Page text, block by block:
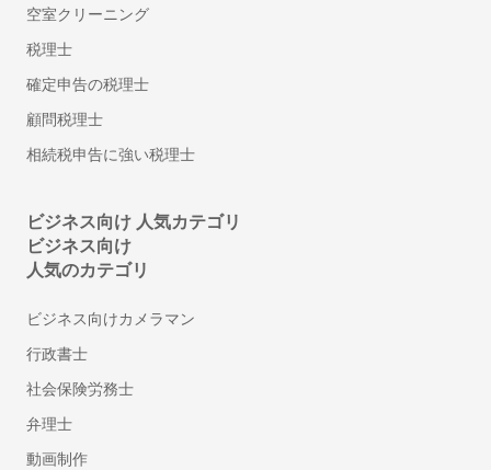
採用サイト制作サービス
安否確認システム
従業員満足度調査ツール
1on1ツール
ストレスチェックシステム
年末調整ソフト
人材派遣管理システム
アルコールチェックアプリ
離職防止・定着率向上ツール
360度評価・多面評価システム
社食サービス
採用代行・採用アウトソーシング(RPO)
人材紹介サービス(中途採用)
空室クリーニング
税理士
確定申告の税理士
顧問税理士
相続税申告に強い税理士
ビジネス向け 人気カテゴリ
ビジネス向け
人気のカテゴリ
ビジネス向けカメラマン
行政書士
社会保険労務士
弁理士
動画制作